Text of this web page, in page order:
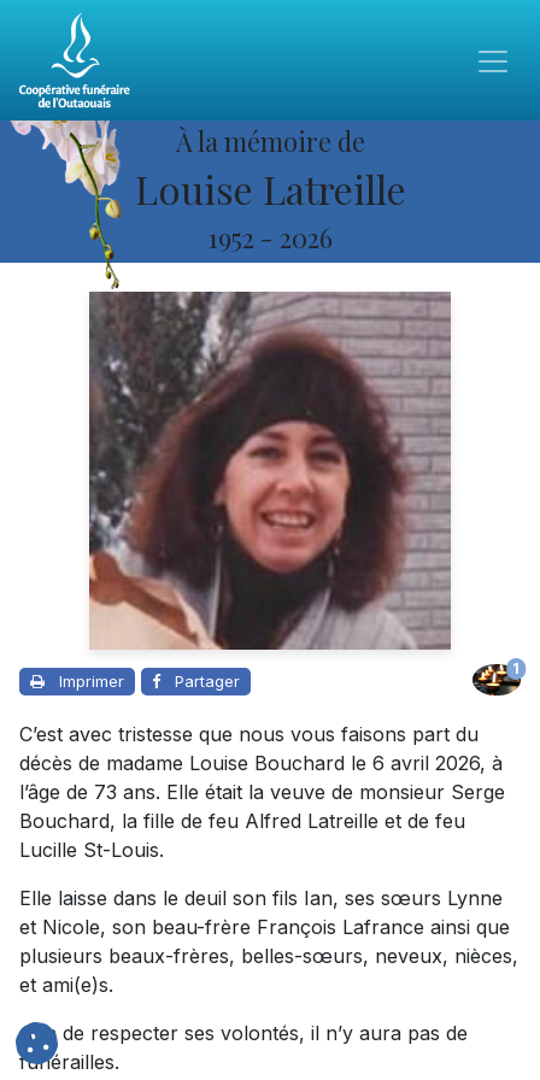
À la mémoire de
Louise Latreille
1952 - 2026
Imprimer Partager
1
C’est avec tristesse que nous vous faisons part du
décès de madame Louise Bouchard le 6 avril 2026, à
l’âge de 73 ans. Elle était la veuve de monsieur Serge
Bouchard, la fille de feu Alfred Latreille et de feu
Lucille St-Louis.
Elle laisse dans le deuil son fils Ian, ses sœurs Lynne
et Nicole, son beau-frère François Lafrance ainsi que
plusieurs beaux-frères, belles-sœurs, neveux, nièces,
et ami(e)s.
Afin de respecter ses volontés, il n’y aura pas de
funérailles.